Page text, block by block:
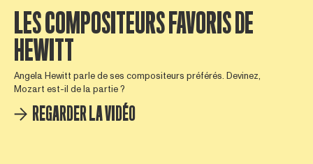
LES COMPOSITEURS FAVORIS DE
HEWITT
Angela Hewitt parle de ses compositeurs préférés. Devinez,
Mozart est-il de la partie ?
REGARDER LA VIDÉO